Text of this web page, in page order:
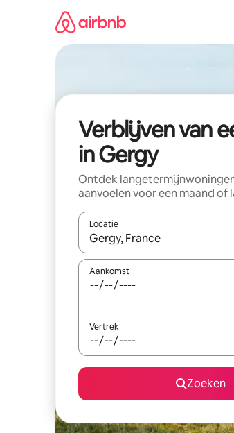
Verblijven van
in Gergy
Ontdek
aanvoelen voor een maand of
Locatie
Wanneer er resultaten
Aankomst
Vertrek
Zoeken